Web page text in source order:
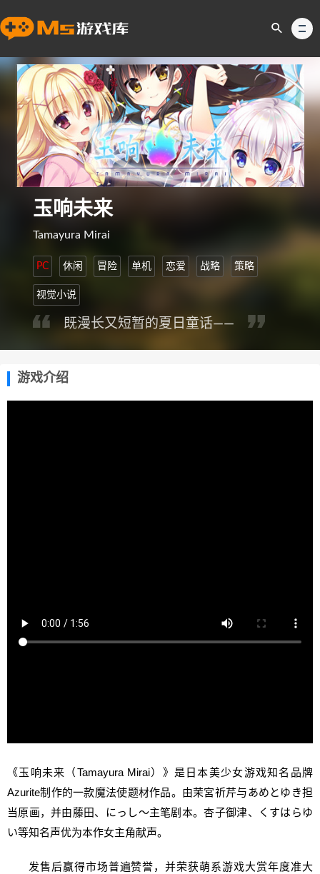
玉响未来
Tamayura Mirai
PC 休闲 冒险 单机 恋爱 战略 策略
视觉小说
既漫长又短暂的夏日童话——
游戏介绍
《玉响未来（Tamayura Mirai）》是日本美少女游戏知名品牌
Azurite制作的一款魔法使题材作品。由茉宮祈芹与あめとゆき担
当原画，并由藤田、にっし～主笔剧本。杏子御津、くすはらゆ
い等知名声优为本作女主角献声。
发售后赢得市场普遍赞誉，并荣获萌系游戏大赏年度准大